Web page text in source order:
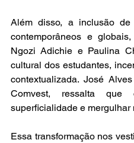
Além disso, a inclusão
contemporâneos e
Ngozi Adichie e Paulina
cultural dos estudantes,
contextualizada. José
Comvest, ressalta
superficialidade e mergulhar
Essa transformação nos